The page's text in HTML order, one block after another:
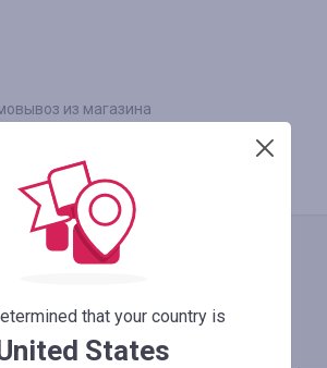
из магазина
скидок
that your country is
States